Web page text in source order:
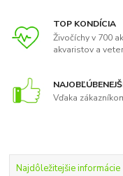
TOP KONDÍCIA
Živočíchy v 700
akvaristov a
Vďaka
Najdôležitejšie informácie